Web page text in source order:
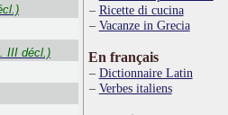
III décl.)
Ricette di cucina
Vacanze in Grecia
En français
Dictionnaire Latin
Verbes italiens